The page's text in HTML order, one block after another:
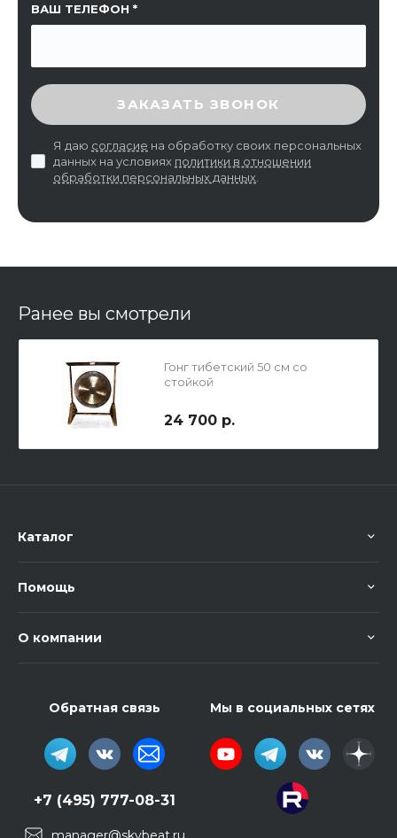
ВАШ ТЕЛЕФОН
ВВЕДИТЕ ПРОВЕРОЧНЫЙ КОД
ЗАКАЗАТЬ ЗВОНОК
Я даю согласие на обработку своих персональных
данных на условиях политики в отношении
обработки персональных данных
Ранее вы смотрели
Гонг тибетский 50 см со
стойкой
24 700 р.
Каталог
Помощь
О компании
Обратная связь
+7 (495) 777-08-31
Мы в социальных сетях